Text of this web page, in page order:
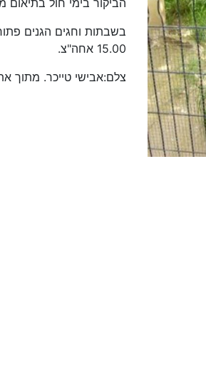
הביקור בימי חול
15.00 אחה"צ.
צלם:אבישי טייכר. מתוך